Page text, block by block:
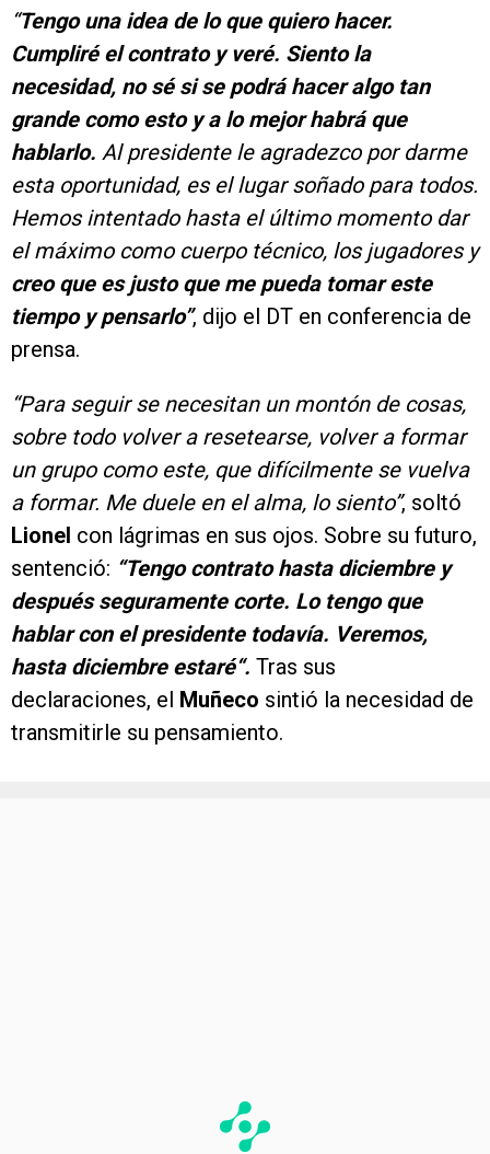
“Tengo una idea de lo que quiero hacer.
Cumpliré el contrato y veré. Siento la
necesidad, no sé si se podrá hacer algo tan
grande como esto y a lo mejor habrá que
hablarlo. Al presidente le agradezco por darme
esta oportunidad, es el lugar soñado para todos.
Hemos intentado hasta el último momento dar
el máximo como cuerpo técnico, los jugadores y
creo que es justo que me pueda tomar este
tiempo y pensarlo”, dijo el DT en conferencia de
prensa.
“Para seguir se necesitan un montón de cosas,
sobre todo volver a resetearse, volver a formar
un grupo como este, que difícilmente se vuelva
a formar. Me duele en el alma, lo siento”, soltó
Lionel con lágrimas en sus ojos. Sobre su futuro,
sentenció: “Tengo contrato hasta diciembre y
después seguramente corte. Lo tengo que
hablar con el presidente todavía. Veremos,
hasta diciembre estaré“. Tras sus
declaraciones, el Muñeco sintió la necesidad de
transmitirle su pensamiento.